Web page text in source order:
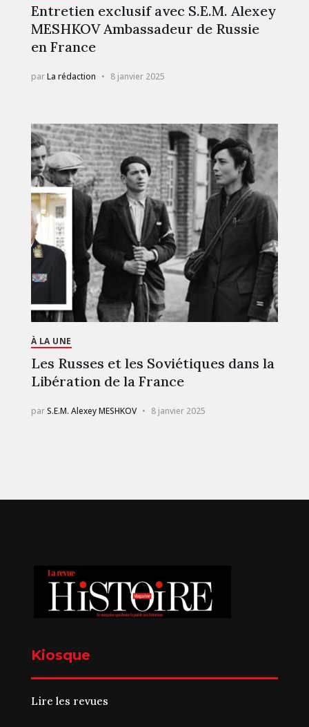
Entretien exclusif avec S.E.M. Alexey
MESHKOV Ambassadeur de Russie
en France
parLa rédaction 8 janvier 2025
À LA UNE
Les Russes et les Soviétiques dans la
Libération de la France
parS.E.M. Alexey MESHKOV 8 janvier 2025
Kiosque
Lire les revues